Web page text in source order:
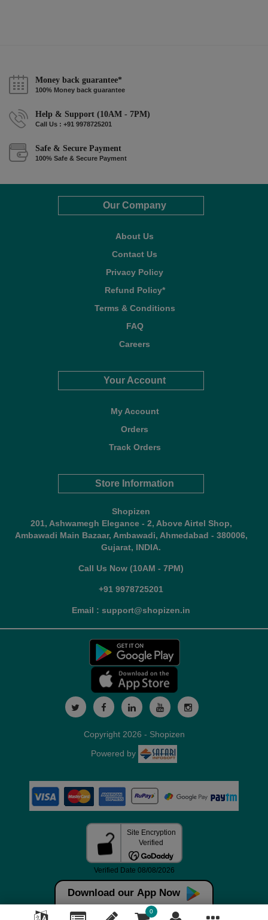
Money back guarantee*
100% Money back guarantee
Help & Support (10AM - 7PM)
Call Us : +91 9978725201
Safe & Secure Payment
100% Safe & Secure Payment
Our Company
About Us
Contact Us
Privacy Policy
Refund Policy*
Terms & Conditions
FAQ
Careers
Your Account
My Account
Orders
Track Orders
Store Information
Shopizen
201, Ashwamegh Elegance - 2, Above Airtel Shop,
Ambawadi Main Bazaar, Ambawadi, Ahmedabad - 380006,
Gujarat, INDIA.
Call Us Now (10AM - 7PM)
+91 9978725201
Email : support@shopizen.in
Download our App Now
0
Copyright 2026 - Shopizen
Powered by